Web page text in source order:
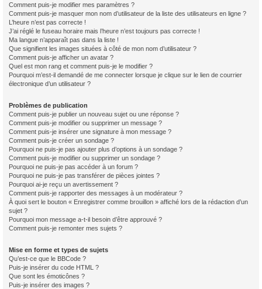
Comment puis-je modifier mes paramètres ?
Comment puis-je masquer mon nom d’utilisateur de la liste des utilisateurs en ligne ?
L’heure n’est pas correcte !
J’ai réglé le fuseau horaire mais l’heure n’est toujours pas correcte !
Ma langue n’apparaît pas dans la liste !
Que signifient les images situées à côté de mon nom d’utilisateur ?
Comment puis-je afficher un avatar ?
Quel est mon rang et comment puis-je le modifier ?
Pourquoi m’est-il demandé de me connecter lorsque je clique sur le lien de courrier
électronique d’un utilisateur ?
Problèmes de publication
Comment puis-je publier un nouveau sujet ou une réponse ?
Comment puis-je modifier ou supprimer un message ?
Comment puis-je insérer une signature à mon message ?
Comment puis-je créer un sondage ?
Pourquoi ne puis-je pas ajouter plus d’options à un sondage ?
Comment puis-je modifier ou supprimer un sondage ?
Pourquoi ne puis-je pas accéder à un forum ?
Pourquoi ne puis-je pas transférer de pièces jointes ?
Pourquoi ai-je reçu un avertissement ?
Comment puis-je rapporter des messages à un modérateur ?
À quoi sert le bouton « Enregistrer comme brouillon » affiché lors de la rédaction d’un
sujet ?
Pourquoi mon message a-t-il besoin d’être approuvé ?
Comment puis-je remonter mes sujets ?
Mise en forme et types de sujets
Qu’est-ce que le BBCode ?
Puis-je insérer du code HTML ?
Que sont les émoticônes ?
Puis-je insérer des images ?